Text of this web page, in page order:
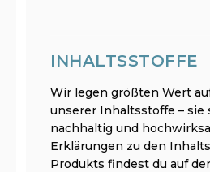
INHALTSSTOFFE
Wir legen größten Wert
unserer Inhaltsstoffe – sie
nachhaltig und
Erklärungen zu den
Produkts findest du auf